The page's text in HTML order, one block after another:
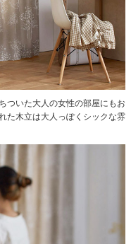
ついた大人の女性の部屋にもお
た木立は大人っぽくシックな雰